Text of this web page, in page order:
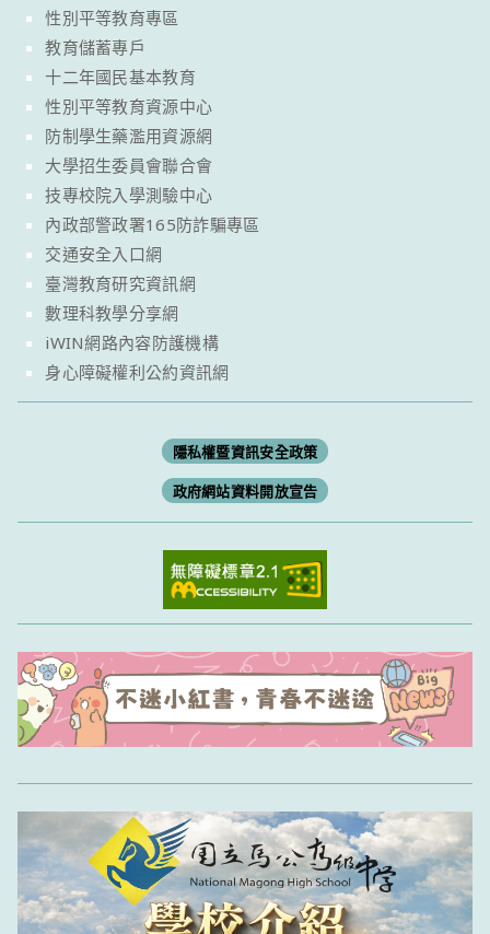
性別平等教育專區
教育儲蓄專戶
十二年國民基本教育
性別平等教育資源中心
防制學生藥濫用資源網
大學招生委員會聯合會
技專校院入學測驗中心
內政部警政署165防詐騙專區
交通安全入口網
臺灣教育研究資訊網
數理科教學分享網
iWIN網路內容防護機構
身心障礙權利公約資訊網
隱私權暨資訊安全政策
政府網站資料開放宣告